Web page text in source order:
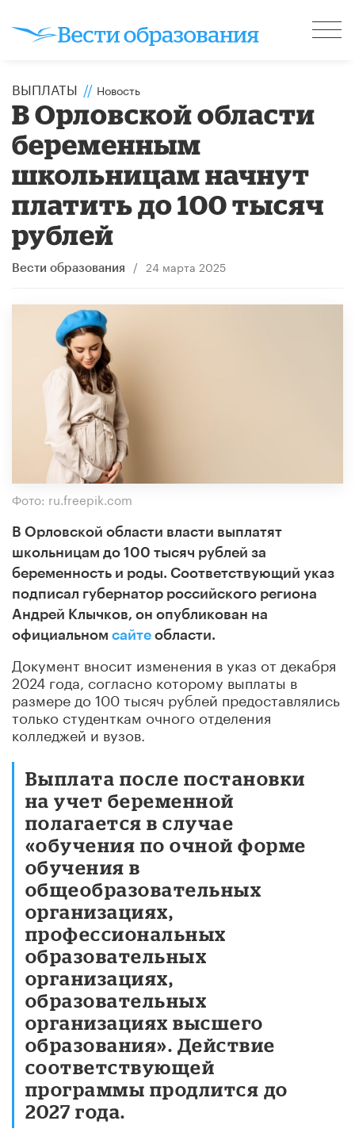
ВЫПЛАТЫ // Новость
В Орловской области
беременным
школьницам начнут
платить до 100 тысяч
рублей
Вести образования / 24 марта 2025
Фото: ru.freepik.com
В Орловской области власти выплатят
школьницам до 100 тысяч рублей за
беременность и роды. Соответствующий указ
подписал губернатор российского региона
Андрей Клычков, он опубликован на
официальном сайте области.
Документ вносит изменения в указ от декабря
2024 года, согласно которому выплаты в
размере до 100 тысяч рублей предоставлялись
только студенткам очного отделения
колледжей и вузов.
Выплата после постановки
на учет беременной
полагается в случае
«обучения по очной форме
обучения в
общеобразовательных
организациях,
профессиональных
образовательных
организациях,
образовательных
организациях высшего
образования». Действие
соответствующей
программы продлится до
2027 года.